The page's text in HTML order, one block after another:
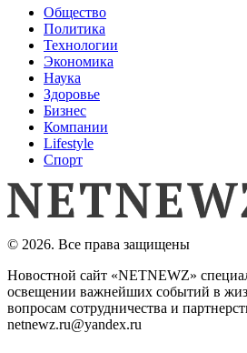
Общество
Политика
Технологии
Экономика
Наука
Здоровье
Бизнес
Компании
Lifestyle
Спорт
© 2026. Все права защищены
Новостной сайт «NETNEWZ»
освещении важнейших событий в
вопросам сотрудничества и
netnewz.ru@yandex.ru